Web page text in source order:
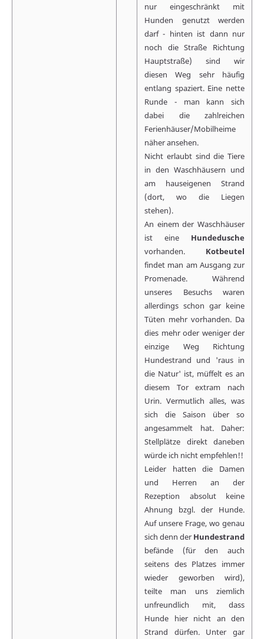
nur eingeschränkt mit
Hunden genutzt werden
darf - hinten ist dann nur
noch die Straße Richtung
Hauptstraße) sind wir
diesen Weg sehr häufig
entlang spaziert. Eine nette
Runde - man kann sich
dabei die zahlreichen
Ferienhäuser/Mobilheime
näher ansehen.
Nicht erlaubt sind die Tiere
in den Waschhäusern und
am hauseigenen Strand
(dort, wo die Liegen
stehen).
An einem der Waschhäuser
ist eine Hundedusche
vorhanden. Kotbeutel
findet man am Ausgang zur
Promenade. Während
unseres Besuchs waren
allerdings schon gar keine
Tüten mehr vorhanden. Da
dies mehr oder weniger der
einzige Weg Richtung
Hundestrand und 'raus in
die Natur' ist, müffelt es an
diesem Tor extram nach
Urin. Vermutlich alles, was
sich die Saison über so
angesammelt hat. Daher:
Stellplätze direkt daneben
würde ich nicht empfehlen!!
Leider hatten die Damen
und Herren an der
Rezeption absolut keine
Ahnung bzgl. der Hunde.
Auf unsere Frage, wo genau
sich denn der Hundestrand
befände (für den auch
seitens des Platzes immer
wieder geworben wird),
teilte man uns ziemlich
unfreundlich mit, dass
Hunde hier nicht an den
Strand dürfen. Unter gar